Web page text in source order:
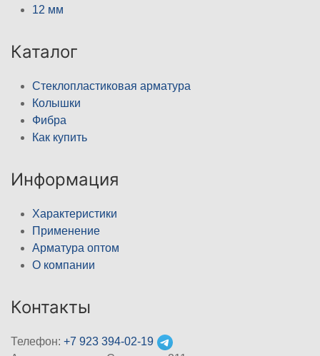
12 мм
Каталог
Стеклопластиковая арматура
Колышки
Фибра
Как купить
Информация
Характеристики
Применение
Арматура оптом
О компании
Контакты
Телефон: +7 923 394-02-19